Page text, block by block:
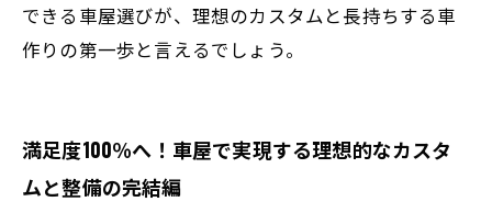
できる車屋選びが、理想のカスタムと長持ちする車
作りの第一歩と言えるでしょう。
満足度100％へ！車屋で実現する理想的なカスタ
ムと整備の完結編